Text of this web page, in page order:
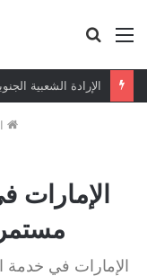
القائمة
الإرادة الشعبية
الإمارات في